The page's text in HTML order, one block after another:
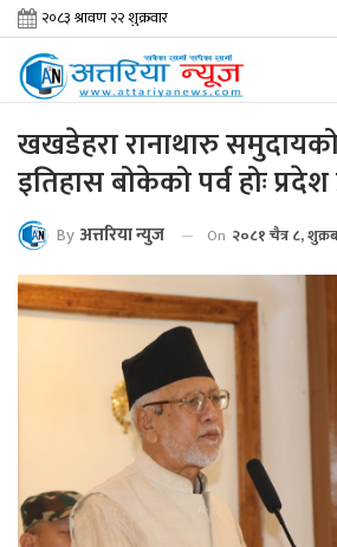
खखडेहरा रानाथारु
इतिहास बोकेको पर्व होः
By अत्तरिया न्युज On २०८१ चैत्र ८,